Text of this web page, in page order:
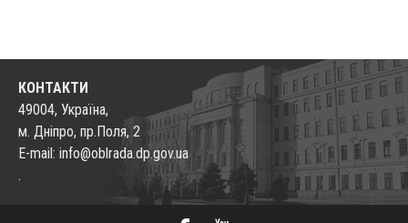
КОНТАКТИ
49004, Україна,
м. Дніпро, пр.Поля, 2
E-mail: info@oblrada.dp.gov.ua
.